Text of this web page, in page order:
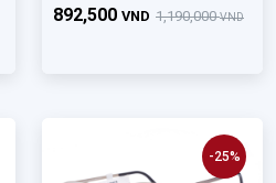
1,190,000VND
892,500 VND
-25%